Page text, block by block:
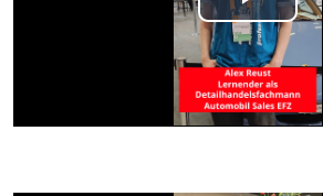
Play
Video